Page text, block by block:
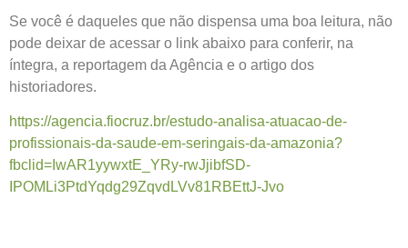
Se você é daqueles que não dispensa uma boa leitura, não
pode deixar de acessar o link abaixo para conferir, na
íntegra, a reportagem da Agência e o artigo dos
historiadores.
https://agencia.fiocruz.br/estudo-analisa-atuacao-de-
profissionais-da-saude-em-seringais-da-amazonia?
fbclid=IwAR1yywxtE_YRy-rwJjibfSD-
IPOMLi3PtdYqdg29ZqvdLVv81RBEttJ-Jvo